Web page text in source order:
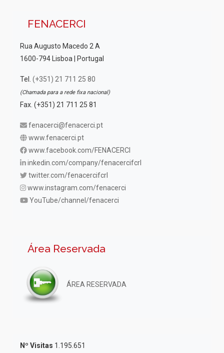
FENACERCI
Rua Augusto Macedo 2 A
1600-794 Lisboa | Portugal
Tel. (+351) 21 711 25 80
(Chamada para a rede fixa nacional)
Fax. (+351) 21 711 25 81
fenacerci@fenacerci.pt
www.fenacerci.pt
www.facebook.com/FENACERCI
inkedin.com/company/fenacercifcrl
twitter.com/fenacercifcrl
www.instagram.com/fenacerci
YouTube/channel/fenacerci
Área Reservada
ÁREA RESERVADA
Nº Visitas 1.195.651